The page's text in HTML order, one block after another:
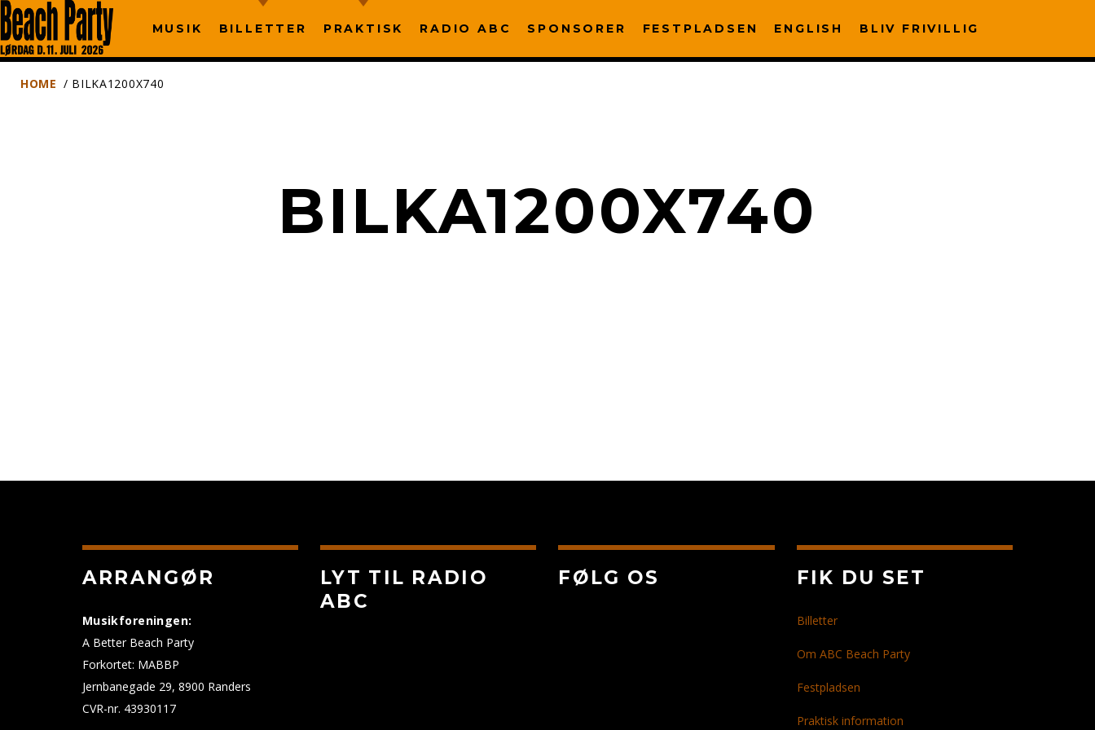
MUSIK BILLETTER PRAKTISK RADIO ABC SPONSORER FESTPLADSEN ENGLISH BLIV FRIVILLIG
HOME / BILKA1200X740
BILKA1200X740
ARRANGØR
Musikforeningen:
A Better Beach Party
Forkortet: MABBP
Jernbanegade 29, 8900 Randers
CVR-nr. 43930117
LYT TIL RADIO
ABC
FØLG OS FIK DU SET
Billetter
Om ABC Beach Party
Festpladsen
Praktisk information